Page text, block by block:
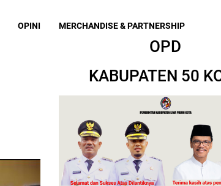
OPINI MERCHANDISE & PARTNERSHIP
OPD
KABUPATEN 50